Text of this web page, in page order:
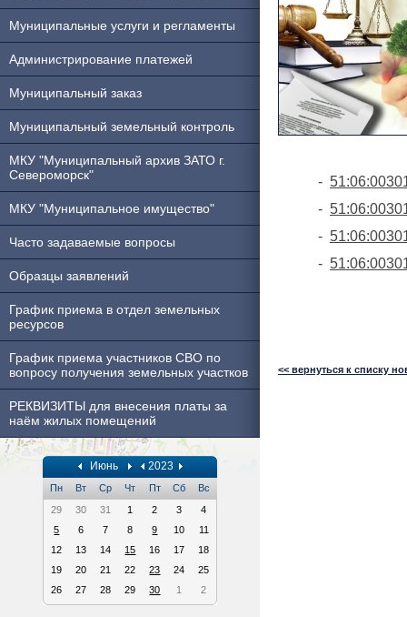
Муниципальные услуги и регламенты
Администрирование платежей
Муниципальный заказ
Муниципальный земельный контроль
МКУ "Муниципальный архив ЗАТО г.
Североморск"
МКУ "Муниципальное имущество"
Часто задаваемые вопросы
Образцы заявлений
График приема в отдел земельных
ресурсов
График приема участников СВО по
вопросу получения земельных участков
РЕКВИЗИТЫ для внесения платы за
наём жилых помещений
Июнь 2023
Пн Вт Ср Чт Пт Сб
Вс
29
30 31 1 2 3
4
5
6 7 8 9 10
11
12
13 14 15 16 17
18
19
20 21 22 23 24
25
26
27 28 29 30 1 2
-
-
-
-
<< вернуться к списку